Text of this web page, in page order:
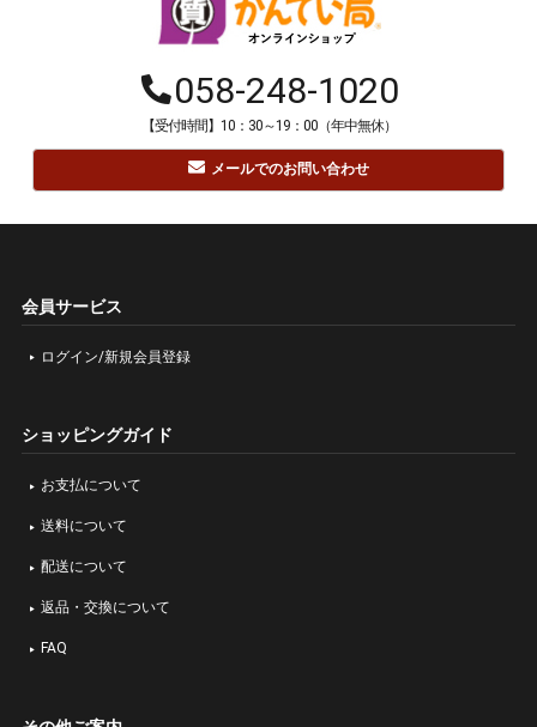
058-248-1020
【受付時間】10：30～19：00（年中無休）
メールでのお問い合わせ
会員サービス
ログイン/新規会員登録
ショッピングガイド
お支払について
送料について
配送について
返品・交換について
FAQ